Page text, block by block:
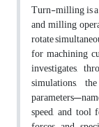
Turn-milling is a
and milling
rotate
for machining
investigates,
simulations,
speed, and tool